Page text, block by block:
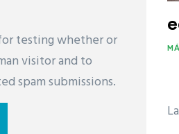
testing whether or
visitor and to
spam submissions.